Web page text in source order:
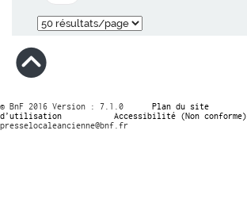
© BnF 2016 Version : 7.1.0 Plan du site
d’utilisation
Accessibilité (Non conforme)
presselocaleancienne@bnf.fr